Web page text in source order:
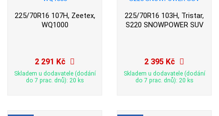
225/70R16 107H, Zeetex,
WQ1000
2 291 Kč
Skladem u dodavatele (dodání
do 7 prac. dnů): 20 ks
225/70R16 103H, Tristar,
S220 SNOWPOWER SUV
2 395 Kč
Skladem u dodavatele (dodání
do 7 prac. dnů): 20 ks